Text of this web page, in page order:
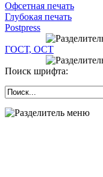
Офсетная печать
Глубокая печать
Postpress
ГОСТ, ОСТ
Поиск шрифта: